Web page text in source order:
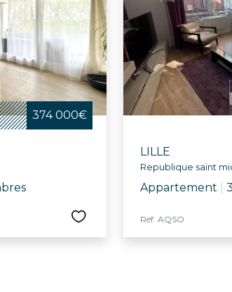
374 000€
LILLE
Republique saint
Appartement
Réf. AQSO